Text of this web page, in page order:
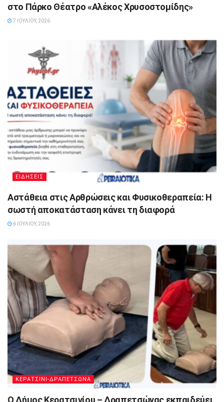
στο Πάρκο Θέατρο «Αλέκος Χρυσοστομίδης»
7 ΙΟΥΛΊΟΥ, 2026
ΕΙΔΗΣΕΙΣ
Αστάθεια στις Αρθρώσεις και Φυσικοθεραπεία: Η
σωστή αποκατάσταση κάνει τη διαφορά
6 ΙΟΥΛΊΟΥ, 2026
ΚΕΡΑΤΣΙΝΙ-ΔΡΑΠΕΤΣΩΝΑ